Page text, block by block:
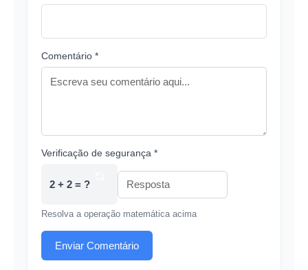
Comentário *
Verificação de segurança *
2 + 2 = ?
Resolva a operação matemática acima
Enviar Comentário